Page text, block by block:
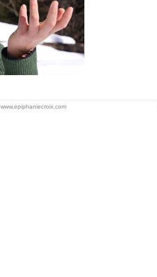
www.epiphaniecroix.com